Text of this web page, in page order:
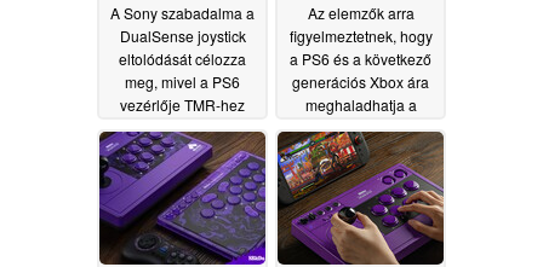
A Sony szabadalma a
DualSense joystick
eltolódását célozza
meg, mivel a PS6
vezérlője TMR-hez
hasonló technológiát
alkalmazhat07/23/2026
Az elemzők arra
figyelmeztetnek, hogy
a PS6 és a következő
generációs Xbox ára
meghaladhatja a
Steam Machine árát
06/24/2026